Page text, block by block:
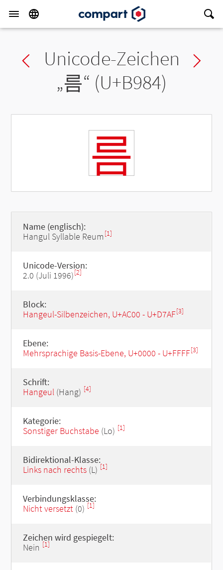
Previous char
Unicode-Zeichen
„름“ (U+B984)
름
Name (englisch):
Hangul Syllable Reum [1]
Unicode-Version:
2.0 (Juli 1996)[2]
Block:
Hangeul-Silbenzeichen, U+AC00 - U+D7AF[3]
Ebene:
Mehrsprachige Basis-Ebene, U+0000 - U+FFFF[3]
Schrift:
Hangeul(Hang) [4]
Kategorie:
Sonstiger Buchstabe (Lo) [1]
Bidirektional-Klasse:
Links nach rechts(L) [1]
Verbindungsklasse:
Nicht versetzt(0) [1]
Zeichen wird gespiegelt:
Nein [1]